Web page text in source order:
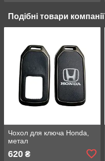
Подібні товари компанії
Чохол для ключа Honda,
метал
620 ₴